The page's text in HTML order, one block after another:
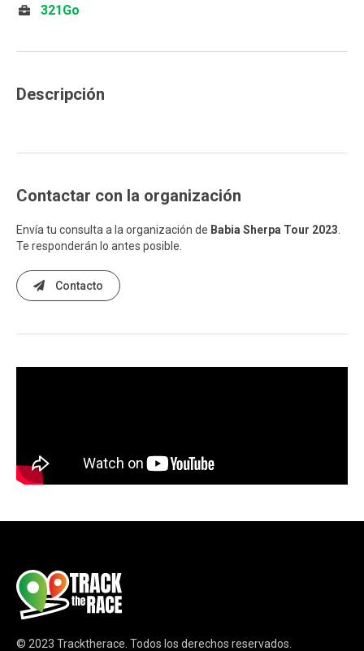
321Go
Descripción
Contactar con la organización
Envía tu consulta a la organización de Babia Sherpa Tour 2023
Te responderán lo antes posible.
Contacto
© 2023 Tracktherace Todos los derechos reservados.